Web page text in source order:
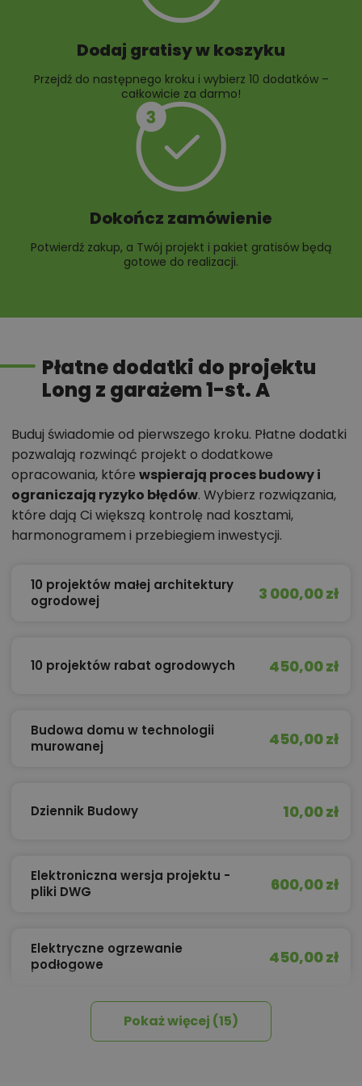
Dodaj gratisy w koszyku
Przejdź do następnego kroku i wybierz 10 dodatków –
całkowicie za darmo!
Dokończ zamówienie
Potwierdź zakup, a Twój projekt i pakiet gratisów będą
gotowe do realizacji.
Płatne dodatki do projektu
Long z garażem 1-st. A
Buduj świadomie od pierwszego kroku. Płatne dodatki
pozwalają rozwinąć projekt o dodatkowe
opracowania, które wspierają proces budowy i
ograniczają ryzyko błędów. Wybierz rozwiązania,
które dają Ci większą kontrolę nad kosztami,
harmonogramem i przebiegiem inwestycji.
10 projektów małej architektury
ogrodowej
3 000,00 zł
10 projektów rabat ogrodowych 450,00 zł
Budowa domu w technologii
murowanej
450,00 zł
Dziennik Budowy 10,00 zł
Elektroniczna wersja projektu -
pliki DWG
600,00 zł
Elektryczne ogrzewanie
podłogowe
450,00 zł
Izolacja celulozowaPokaż więcej (15)